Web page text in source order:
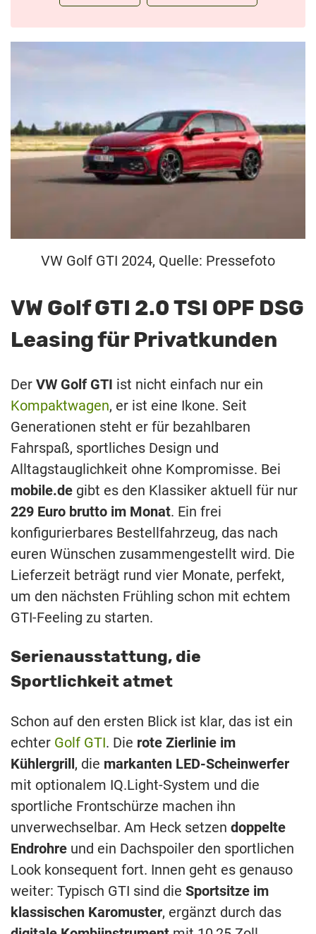
VW Golf GTI 2024, Quelle: Pressefoto
VW Golf GTI 2.0 TSI OPF DSG
Leasing für Privatkunden
Der VW Golf GTI ist nicht einfach nur ein
Kompaktwagen, er ist eine Ikone. Seit
Generationen steht er für bezahlbaren
Fahrspaß, sportliches Design und
Alltagstauglichkeit ohne Kompromisse. Bei
mobile.de gibt es den Klassiker aktuell für nur
229 Euro brutto im Monat. Ein frei
konfigurierbares Bestellfahrzeug, das nach
euren Wünschen zusammengestellt wird. Die
Lieferzeit beträgt rund vier Monate, perfekt,
um den nächsten Frühling schon mit echtem
GTI-Feeling zu starten.
Serienausstattung, die
Sportlichkeit atmet
Schon auf den ersten Blick ist klar, das ist ein
echter Golf GTI. Die rote Zierlinie im
Kühlergrill, die markanten LED-Scheinwerfer
mit optionalem IQ.Light-System und die
sportliche Frontschürze machen ihn
unverwechselbar. Am Heck setzen doppelte
Endrohre und ein Dachspoiler den sportlichen
Look konsequent fort. Innen geht es genauso
weiter: Typisch GTI sind die Sportsitze im
klassischen Karomuster, ergänzt durch das